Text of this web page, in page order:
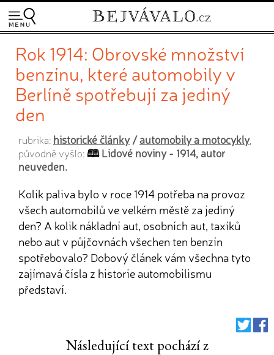
Rok 1914: Obrovské množství
benzínu, které automobily v
Berlíně spotřebují za jediný
den
rubrika: historické články/automobily a motocykly,
původně vyšlo:
Lidové noviny - 1914, autor
neuveden.
Kolik paliva bylo v roce 1914 potřeba na provoz
všech automobilů ve velkém městě za jediný
den? A kolik nákladní aut, osobních aut, taxíků
nebo aut v půjčovnách všechen ten benzín
spotřebovalo? Dobový článek vám všechna tyto
zajímavá čísla z historie automobilismu
představí.
Následující text pochází z